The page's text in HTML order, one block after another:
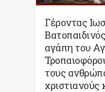
Γέροντας
αγάπη του
τους
χριστιανούς